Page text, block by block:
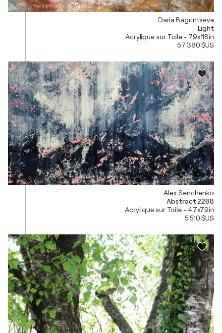
Daria Bagrintseva
Light
Acrylique sur Toile - 79x118in
57 380 $US
Alex Senchenko
Abstract 2288
Acrylique sur Toile - 47x79in
5 510 $US